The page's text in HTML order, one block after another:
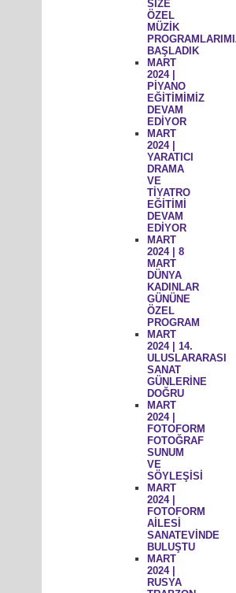
SİZE
ÖZEL
MÜZİK
BAŞLADIK
MART
2024 |
PİYANO
EĞİTİMİMİZ
DEVAM
EDİYOR
MART
2024 |
YARATICI
DRAMA
VE
TİYATRO
EĞİTİMİ
DEVAM
EDİYOR
MART
2024 | 8
MART
DÜNYA
KADINLAR
GÜNÜNE
ÖZEL
PROGRAM
MART
2024 | 14.
ULUSLARARASI
SANAT
GÜNLERİNE
DOĞRU
MART
2024 |
FOTOFORM
FOTOĞRAF
SUNUM
VE
SÖYLEŞİSİ
MART
2024 |
FOTOFORM
AİLESİ
SANATEVİNDE
BULUŞTU
MART
2024 |
RUSYA